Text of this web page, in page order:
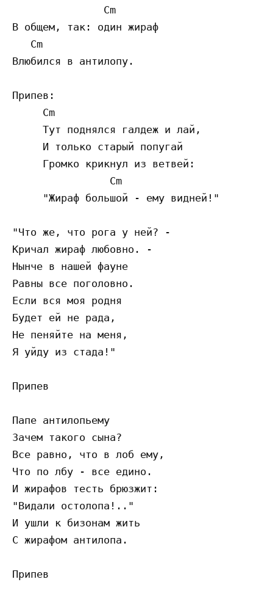
               Cm
В общем, так: один жираф
   Cm
Влюбился в антилопу.
Припев:
     Cm
     Тут поднялся галдеж и лай,
     И только старый попугай
     Громко крикнул из ветвей:
                Cm
     "Жираф большой - ему видней!"
"Что же, что рога у ней? -
Кричал жираф любовно. -
Нынче в нашей фауне
Равны все поголовно.
Если вся моя родня
Будет ей не рада,
Не пеняйте на меня,
Я уйду из стада!"
Припев
Папе антилопьему
Зачем такого сына?
Все равно, что в лоб ему,
Что по лбу - все едино.
И жирафов тесть брюзжит:
"Видали остолопа!.."
И ушли к бизонам жить
С жирафом антилопа.
Припев